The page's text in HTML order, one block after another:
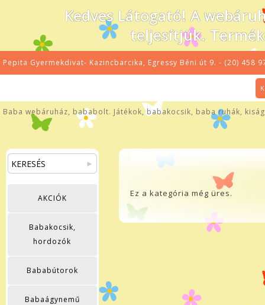
Kedves Látogató! A
teljesítjük.
Pepita Gyermekdivat- Kazincbarcika, Egressy Béni út 9. - (20) 458
Baba webáruház, bababolt. Játékok, babakocsik, baba ruhák,
AKCIÓK
Babakocsik,
hordozók
Bababútorok
Babaágynemű
Ez a kategória még üres.